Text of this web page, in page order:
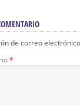
de correo
*